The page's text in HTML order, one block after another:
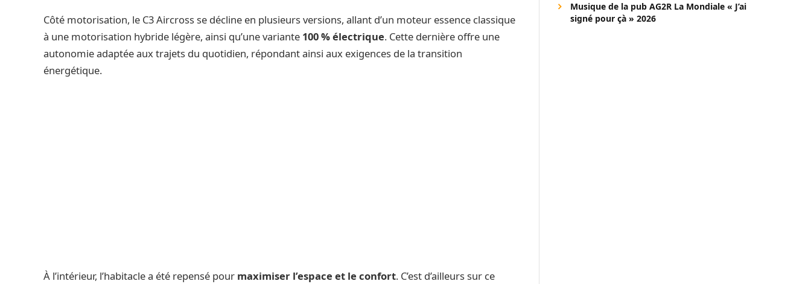
Côté motorisation, le C3 Aircross se décline en plusieurs versions, allant d’un moteur essence classique
à une motorisation hybride légère, ainsi qu’une variante 100 % électrique. Cette dernière offre une
autonomie adaptée aux trajets du quotidien, répondant ainsi aux exigences de la transition
énergétique.
À l’intérieur, l’habitacle a été repensé pour maximiser l’espace et le confort. C’est d’ailleurs sur ce
Musique de la pub AG2R La Mondiale « J’ai
signé pour çà » 2026